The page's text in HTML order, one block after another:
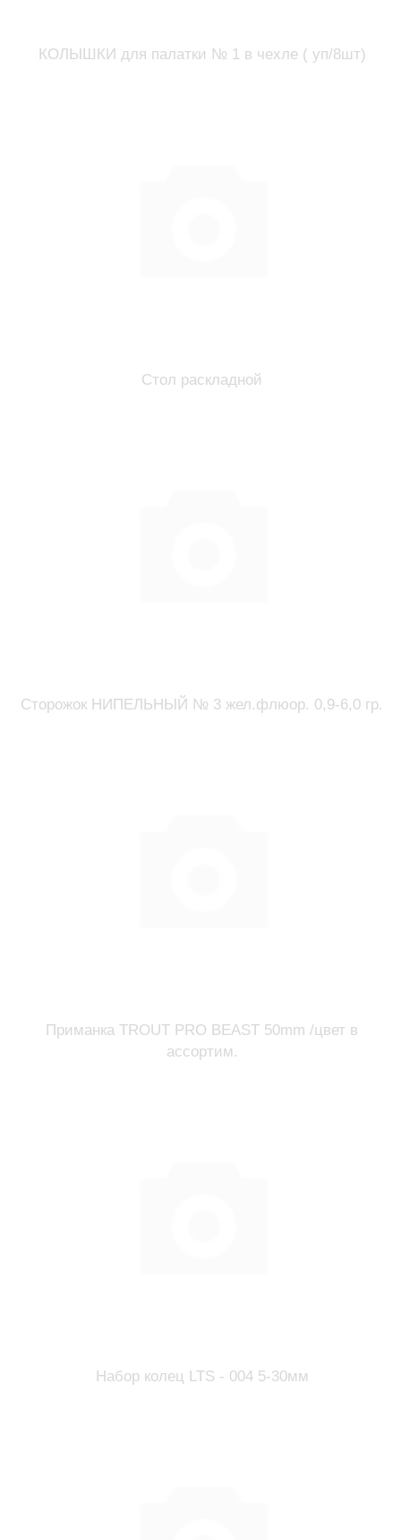
КОЛЫШКИ для палатки № 1 в чехле ( уп/8шт)
Стол раскладной
Сторожок НИПЕЛЬНЫЙ № 3 жел.флюор. 0,9-6,0 гр.
Приманка TROUT PRO BEAST 50mm /цвет в
ассортим.
Набор колец LTS - 004 5-30мм